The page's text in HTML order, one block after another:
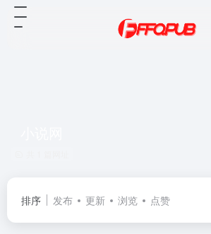
排序 发布 更新 浏览 点赞